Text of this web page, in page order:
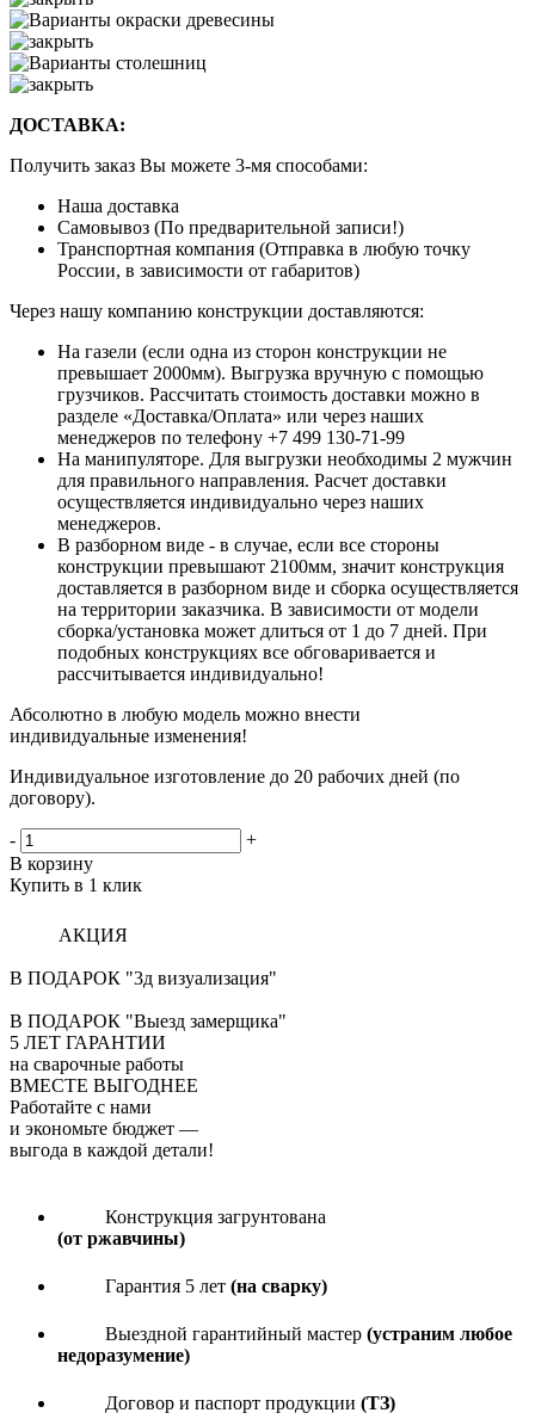
ДОСТАВКА:
Получить заказ Вы можете 3-мя способами:
Наша доставка
Самовывоз (По предварительной записи!)
Транспортная компания (Отправка в любую точку
России, в зависимости от габаритов)
Через нашу компанию конструкции доставляются:
На газели (если одна из сторон конструкции не
превышает 2000мм). Выгрузка вручную с помощью
грузчиков. Рассчитать стоимость доставки можно в
разделе «Доставка/Оплата» или через наших
менеджеров по телефону +7 499 130-71-99
На манипуляторе. Для выгрузки необходимы 2 мужчин
для правильного направления. Расчет доставки
осуществляется индивидуально через наших
менеджеров.
В разборном виде - в случае, если все стороны
конструкции превышают 2100мм, значит конструкция
доставляется в разборном виде и сборка осуществляется
на территории заказчика. В зависимости от модели
сборка/установка может длиться от 1 до 7 дней. При
подобных конструкциях все обговаривается и
рассчитывается индивидуально!
Абсолютно в любую модель можно внести
индивидуальные изменения!
Индивидуальное изготовление до 20 рабочих дней (по
договору).
-
+
В корзину
Купить в 1 клик
АКЦИЯ
В ПОДАРОК "3д визуализация"
В ПОДАРОК "Выезд замерщика"
5 ЛЕТ ГАРАНТИИ
на сварочные работы
ВМЕСТЕ ВЫГОДНЕЕ
Работайте с нами
и экономьте бюджет —
выгода в каждой детали!
Конструкция загрунтована
(от ржавчины)
Гарантия 5 лет (на сварку)
Выездной гарантийный мастер (устраним любое
недоразумение)
Договор и паспорт продукции (ТЗ)